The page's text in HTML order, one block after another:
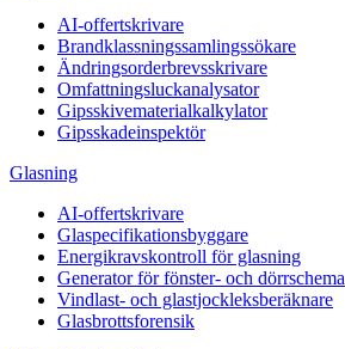
AI-offertskrivare
Brandklassningssamlingssökare
Ändringsorderbrevsskrivare
Omfattningsluckanalysator
Gipsskivematerialkalkylator
Gipsskadeinspektör
Glasning
AI-offertskrivare
Glaspecifikationsbyggare
Energikravskontroll för glasning
Generator för fönster- och dörrschema
Vindlast- och glastjockleksberäknare
Glasbrottsforensik